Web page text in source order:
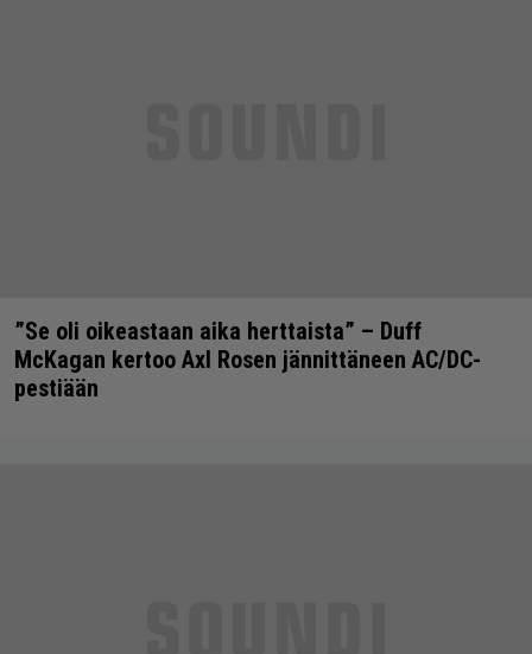
”Se oli oikeastaan aika herttaista” – Duff
McKagan kertoo Axl Rosen jännittäneen AC/DC-
pestiään